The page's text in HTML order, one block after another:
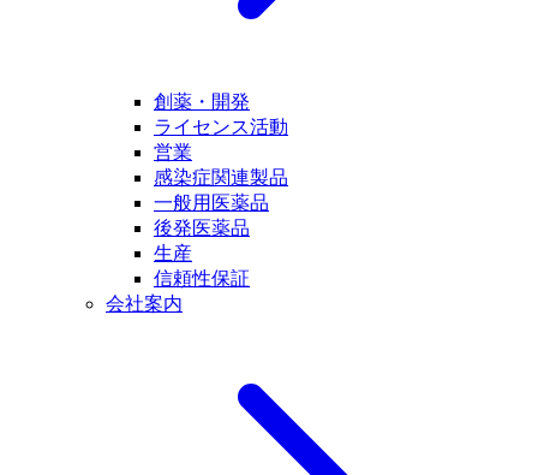
創薬・開発
ライセンス活動
営業
感染症関連製品
一般用医薬品
後発医薬品
生産
信頼性保証
会社案内